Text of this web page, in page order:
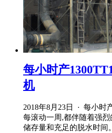
每小时产
机
2018年8月23日 · 每小时
每滚动一周,都伴随着强
储存量和充足的脱水时间